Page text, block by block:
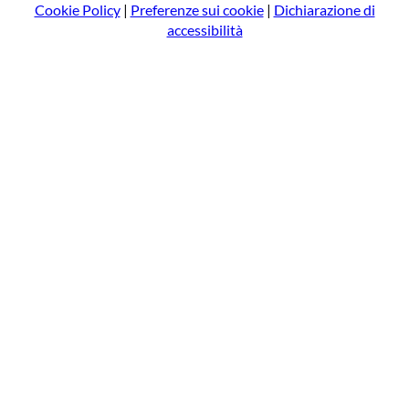
Cookie Policy| Preferenze sui cookie| Dichiarazione di
accessibilità